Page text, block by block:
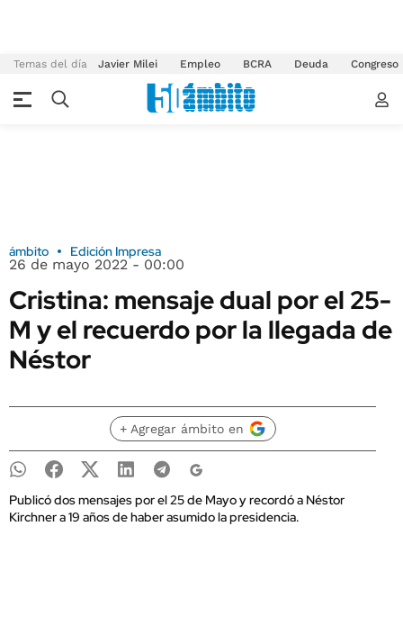
Temas del día Javier Milei Empleo BCRA Deuda Congreso
ámbito Edición Impresa
26 de mayo 2022 - 00:00
Cristina: mensaje dual por el 25-
M y el recuerdo por la llegada de
Néstor
+ Agregar ámbito en
Publicó dos mensajes por el 25 de Mayo y recordó a Néstor
Kirchner a 19 años de haber asumido la presidencia.